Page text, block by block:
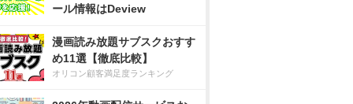
ール情報はDeview
漫画読み放題サブスクおすす
め11選【徹底比較】
オリコン顧客満足度ランキング